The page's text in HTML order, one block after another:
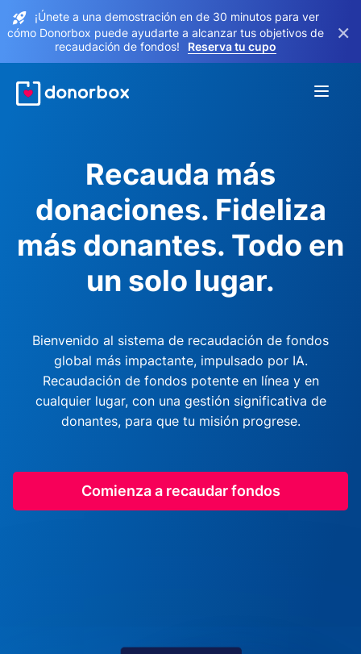
¡Únete a una demostración en de 30 minutos para ver
cómo Donorbox puede ayudarte a alcanzar tus objetivos de
recaudación de fondos!
Reserva tu cupo
×
Recauda más
donaciones. Fideliza
más donantes. Todo en
un solo lugar.
Bienvenido al sistema de recaudación de fondos
global más impactante, impulsado por IA.
Recaudación de fondos potente en línea y en
cualquier lugar, con una gestión significativa de
donantes, para que tu misión progrese.
Comienza a recaudar fondos